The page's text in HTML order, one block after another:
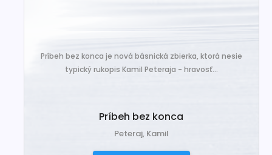
Príbeh bez konca je nová básnická zbierka, ktorá nesie
typický rukopis Kamil Peteraja - hravosť...
Príbeh bez konca
Peteraj, Kamil